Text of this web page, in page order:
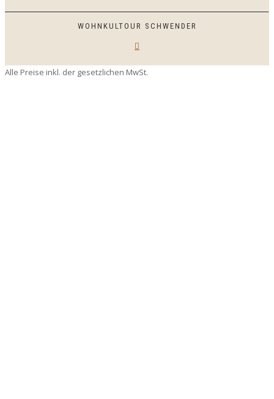
WOHNKULTOUR SCHWENDER
Alle Preise inkl. der gesetzlichen MwSt.